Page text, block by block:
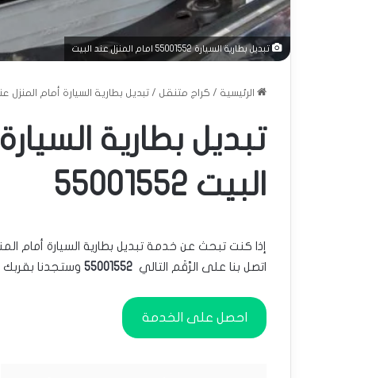
تبديل بطارية السيارة 55001552 امام المنزل عند البيت
الرئيسية / كراج متنقل / تبديل بطارية السيارة أمام المنزل عند البيت
تبديل بطارية
البيت 55001552
إذا كنت تبحث عن خدمة تبديل بطارية السيارة أمام
اتصل بنا على الرَّقَم التالي 55001552 وستجدنا بقربك
احصل على الخدمة